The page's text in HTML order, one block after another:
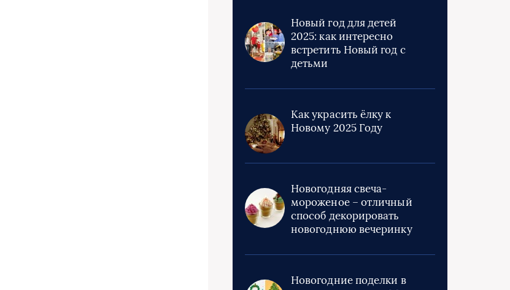
Новый год для детей
2025: как интересно
встретить Новый год с
детьми
Как украсить ёлку к
Новому 2025 Году
Новогодняя свеча-
мороженое – отличный
способ декорировать
новогоднюю вечеринку
Новогодние поделки в